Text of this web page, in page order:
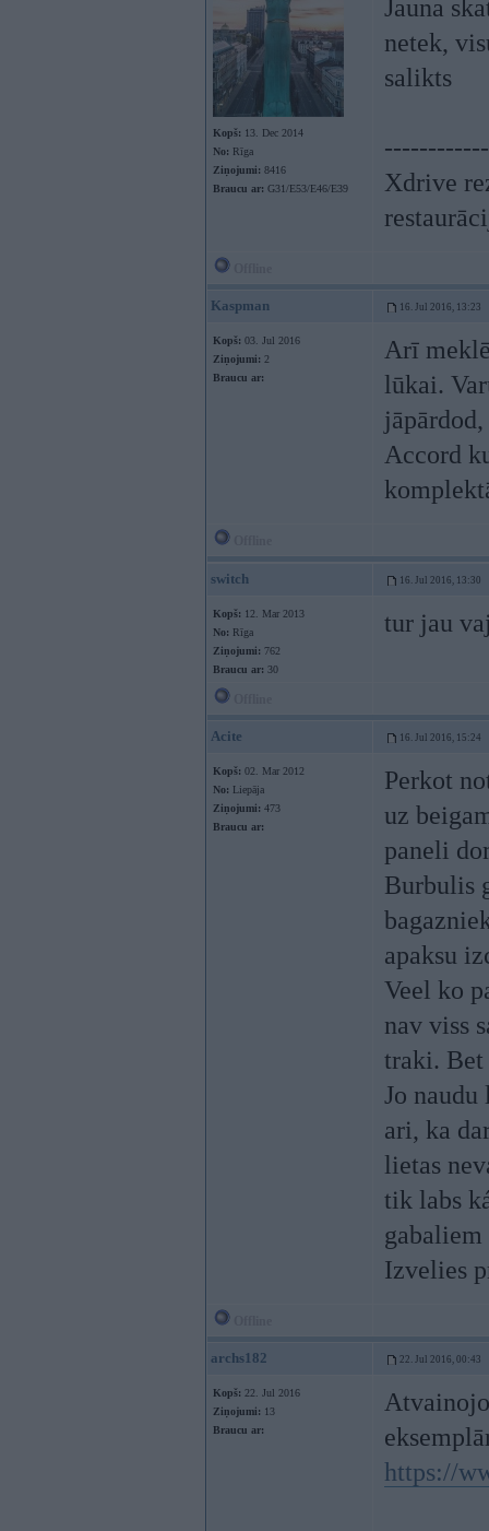
Kopš: 13. Dec 2014
No: Rīga
Ziņojumi: 8416
Braucu ar: G31/E53/E46/E39
Jauna
netek,
salikts
Xdrive
Kaspman 16. Jul 2016, 13:23
Kopš: 03. Jul 2016
Ziņojumi: 2
Braucu ar:
Arī
lūkai.
Accord
switch 16. Jul 2016, 13:30
Kopš: 12. Mar 2013
No: Rīga
Ziņojumi: 762
Braucu ar: 30
tur jau
Acite 16. Jul 2016, 15:24
Kopš: 02. Mar 2012
No: Liepāja
Ziņojumi: 473
Braucu ar:
Perkot
uz
paneli
Burbulis
apaksu
Veel ko
nav viss
traki. Bet
Jo
ari, ka
lietas
tik labs
gabaliem
Izvelies
archs182 22. Jul 2016, 00:43
Kopš: 22. Jul 2016
Ziņojumi: 13
Braucu ar:
https://